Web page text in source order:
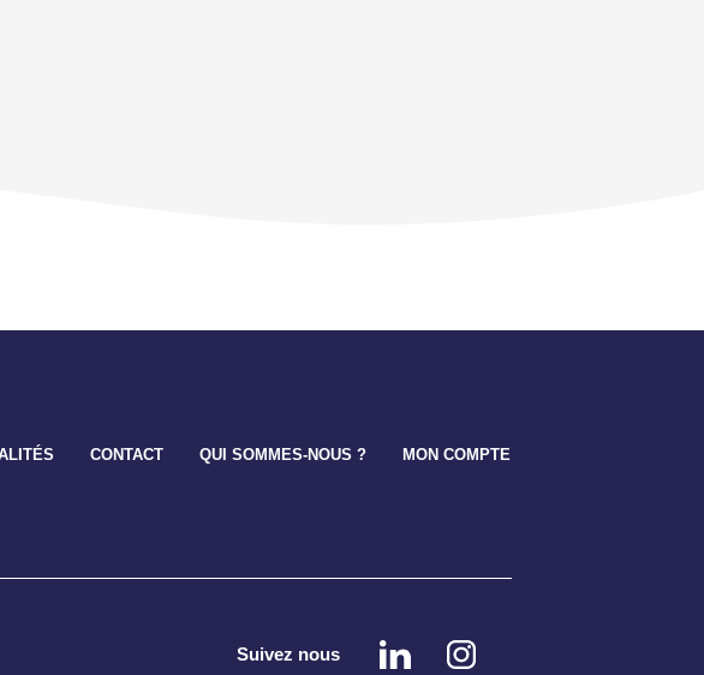
CONTACT QUI SOMMES-NOUS ? MON COMPTE